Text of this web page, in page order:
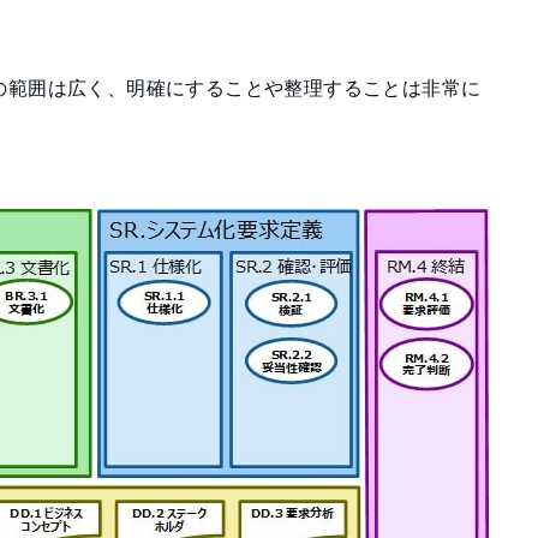
囲は広く、明確にすることや整理することは非常に